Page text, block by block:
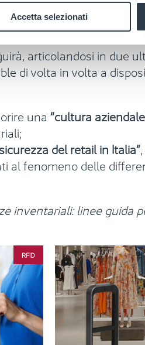
Accetta selezionati
di analisi e
che consideri anchedelle
articolandosi in due
di volta in volta a
una “cultura
del retail in Italia”
fenomeno delle
inventariali: linee guida
RFID